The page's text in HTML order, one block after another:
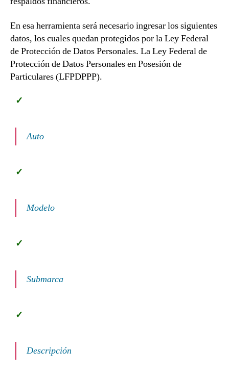
En esa herramienta será necesario ingresar los siguientes
datos, los cuales quedan protegidos por la Ley Federal
de Protección de Datos Personales. La Ley Federal de
Protección de Datos Personales en Posesión de
Particulares (LFPDPPP).
Auto
Modelo
Submarca
Descripción